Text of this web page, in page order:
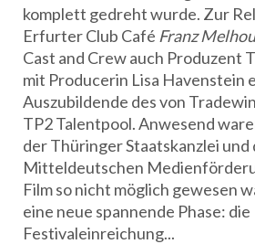
komplett gedreht wurde. Zur
Erfurter Club Café Franz
Cast and Crew auch Produzent
mit Producerin Lisa Havenstein
Auszubildende des von
TP2 Talentpool. Anwesend
der Thüringer Staatskanzlei und
Mitteldeutschen
Film so nicht möglich gewesen
eine neue spannende Phase: die
Festivaleinreichung...